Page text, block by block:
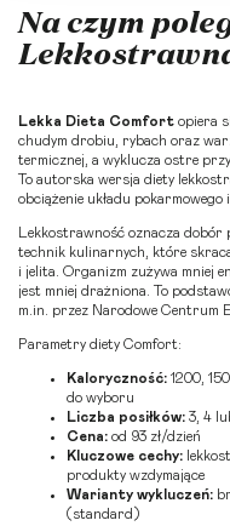
Na czym
Lekka Dieta Comfort opiera
chudym drobiu, rybach oraz
termicznej, a wyklucza ostre
To autorska wersja diety
obciążenie układu pokarmowego
Lekkostrawność oznacza
technik kulinarnych, które
i jelita. Organizm zużywa mniej
jest mniej drażniona. To
m.in. przez Narodowe Centrum
Parametry diety Comfort:
Kaloryczność: 1200,
do wyboru
Liczba posiłków: 3, 4
Cena: od 93 zł/dzień
Kluczowe cechy:
produkty wzdymające
Warianty wykluczeń:
(standard)